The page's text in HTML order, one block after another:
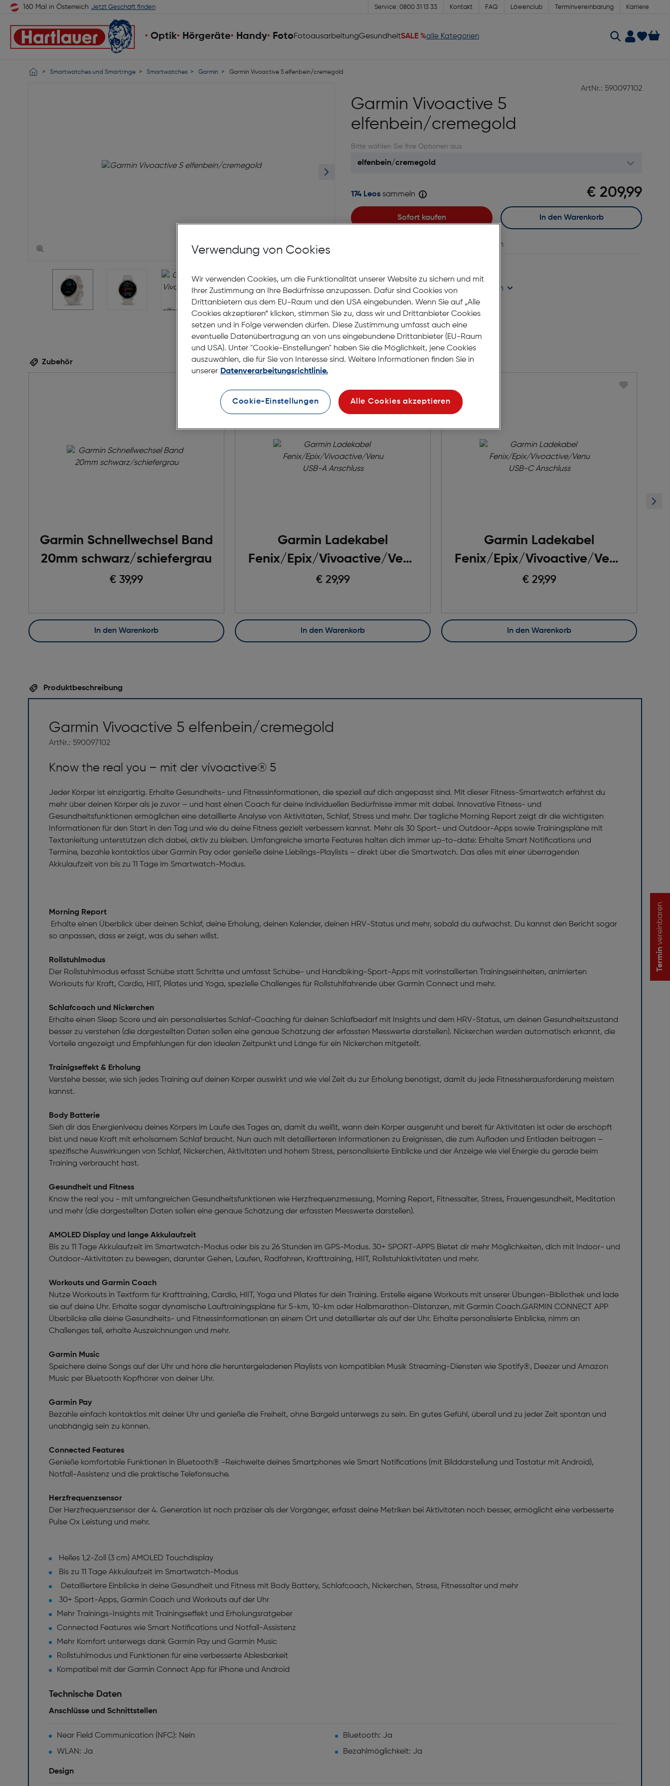
160 Mal in Österreich Jetzt Geschäft finden Service: 0800 31 13 33 Kontakt FAQ Löwenclub Terminvereinbarung Karriere
Optik Hörgeräte Handy FotoFotoausarbeitungGesundheitSALE %alle Kategorien
Smartwatches und Smartringe Smartwatches Garmin Garmin Vivoactive 5 elfenbein/cremegold
ArtNr.: 590097102
Garmin Vivoactive 5
elfenbein/cremegold
Bitte wählen Sie Ihre Optionen aus
€ 209,99
174 Leos sammeln
Sofort kaufen In den Warenkorb
vergleichen
Nach Hause liefern
Selbstabholung in Verfügbarkeit prüfen
Zubehör
Garmin Schnellwechsel Band
20mm schwarz/schiefergrau
€ 39,99
In den Warenkorb
Garmin Ladekabel
Fenix/Epix/Vivoactive/Venu
USB-A Anschluss
€ 29,99
In den Warenkorb
Garmin Ladekabel
Fenix/Epix/Vivoactive/Venu
USB-C Anschluss
€ 29,99
In den Warenkorb
Produktbeschreibung
Garmin Vivoactive 5 elfenbein/cremegold
ArtNr.: 590097102
Know the real you – mit der vívoactive® 5
Jeder Körper ist einzigartig. Erhalte Gesundheits- und Fitnessinformationen, die speziell auf dich angepasst sind. Mit dieser Fitness-Smartwatch erfährst du
mehr über deinen Körper als je zuvor – und hast einen Coach für deine individuellen Bedürfnisse immer mit dabei. Innovative Fitness- und
Gesundheitsfunktionen ermöglichen eine detaillierte Analyse von Aktivitäten, Schlaf, Stress und mehr. Der tägliche Morning Report zeigt dir die wichtigsten
Informationen für den Start in den Tag und wie du deine Fitness gezielt verbessern kannst. Mehr als 30 Sport- und Outdoor-Apps sowie Trainingspläne mit
Textanleitung unterstützen dich dabei, aktiv zu bleiben. Umfangreiche smarte Features halten dich immer up-to-date: Erhalte Smart Notifications und
Termine, bezahle kontaktlos über Garmin Pay oder genieße deine Lieblings-Playlists – direkt über die Smartwatch. Das alles mit einer überragenden
Akkulaufzeit von bis zu 11 Tage im Smartwatch-Modus.
Morning Report
Erhalte einen Überblick über deinen Schlaf, deine Erholung, deinen Kalender, deinen HRV-Status und mehr, sobald du aufwachst. Du kannst den Bericht sogar
so anpassen, dass er zeigt, was du sehen willst.
Rollstuhlmodus
Der Rollstuhlmodus erfasst Schübe statt Schritte und umfasst Schübe- und Handbiking-Sport-Apps mit vorinstallierten Trainingseinheiten, animierten
Workouts für Kraft, Cardio, HIIT, Pilates und Yoga, spezielle Challenges für Rollstuhlfahrende über Garmin Connect und mehr.
Schlafcoach und Nickerchen
Erhalte einen Sleep Score und ein personalisiertes Schlaf-Coaching für deinen Schlafbedarf mit Insights und dem HRV-Status, um deinen Gesundheitszustand
besser zu verstehen (die dargestellten Daten sollen eine genaue Schätzung der erfassten Messwerte darstellen). Nickerchen werden automatisch erkannt, die
Vorteile angezeigt und Empfehlungen für den idealen Zeitpunkt und Länge für ein Nickerchen mitgeteilt.
Trainigseffekt & Erholung
Verstehe besser, wie sich jedes Training auf deinen Körper auswirkt und wie viel Zeit du zur Erholung benötigst, damit du jede Fitnessherausforderung meistern
kannst.
Body Batterie
Sieh dir das Energieniveau deines Körpers im Laufe des Tages an, damit du weißt, wann dein Körper ausgeruht und bereit für Aktivitäten ist oder de erschöpft
bist und neue Kraft mit erholsamem Schlaf braucht. Nun auch mit detaillierteren Informationen zu Ereignissen, die zum Aufladen und Entladen beitragen –
spezifische Auswirkungen von Schlaf, Nickerchen, Aktivitäten und hohem Stress, personalisierte Einblicke und der Anzeige wie viel Energie du gerade beim
Training verbraucht hast.
Gesundheit und Fitness
Know the real you - mit umfangreichen Gesundheitsfunktionen wie Herzfrequenzmessung, Morning Report, Fitnessalter, Stress, Frauengesundheit, Meditation
und mehr (die dargestellten Daten sollen eine genaue Schätzung der erfassten Messwerte darstellen).
AMOLED Display und lange Akkulaufzeit
Bis zu 11 Tage Akkulaufzeit im Smartwatch-Modus oder bis zu 26 Stunden im GPS-Modus. 30+ SPORT-APPS Bietet dir mehr Möglichkeiten, dich mit Indoor- und
Outdoor-Aktivitäten zu bewegen, darunter Gehen, Laufen, Radfahren, Krafttraining, HIIT, Rollstuhlaktivitäten und mehr.
Workouts und Garmin Coach
Nutze Workouts in Textform für Krafttraining, Cardio, HIIT, Yoga und Pilates für dein Training. Erstelle eigene Workouts mit unserer Übungen-Bibliothek und lade
sie auf deine Uhr. Erhalte sogar dynamische Lauftrainingspläne für 5-km, 10-km oder Halbmarathon-Distanzen, mit Garmin Coach.GARMIN CONNECT APP
Überblicke alle deine Gesundheits- und Fitnessinformationen an einem Ort und detaillierter als auf der Uhr. Erhalte personalisierte Einblicke, nimm an
Challenges teil, erhalte Auszeichnungen und mehr.
Garmin Music
Speichere deine Songs auf der Uhr und höre die heruntergeladenen Playlists von kompatiblen Musik Streaming-Diensten wie Spotify®, Deezer und Amazon
Music per Bluetooth Kopfhörer von deiner Uhr.
Garmin Pay
Bezahle einfach kontaktlos mit deiner Uhr und genieße die Freiheit, ohne Bargeld unterwegs zu sein. Ein gutes Gefühl, überall und zu jeder Zeit spontan und
unabhängig sein zu können.
Connected Features
Genieße komfortable Funktionen in Bluetooth® -Reichweite deines Smartphones wie Smart Notifications (mit Bilddarstellung und Tastatur mit Android),
Notfall-Assistenz und die praktische Telefonsuche.
Herzfrequenzsensor
Der Herzfrequenzsensor der 4. Generation ist noch präziser als der Vorgänger, erfasst deine Metriken bei Aktivitäten noch besser, ermöglicht eine verbesserte
Pulse Ox Leistung und mehr.
Helles 1,2-Zoll (3 cm) AMOLED Touchdisplay
Bis zu 11 Tage Akkulaufzeit im Smartwatch-Modus
Detailliertere Einblicke in deine Gesundheit und Fitness mit Body Battery, Schlafcoach, Nickerchen, Stress, Fitnessalter und mehr
30+ Sport-Apps, Garmin Coach und Workouts auf der Uhr
Mehr Trainings-Insights mit Trainingseffekt und Erholungsratgeber
Connected Features wie Smart Notifications und Notfall-Assistenz
Mehr Komfort unterwegs dank Garmin Pay und Garmin Music
Rollstuhlmodus und Funktionen für eine verbesserte Ablesbarkeit
Kompatibel mit der Garmin Connect App für iPhone und Android
Technische Daten
Anschlüsse und Schnittstellen
Near Field Communication (NFC): Nein
Bluetooth: Ja
WLAN: Ja
Bezahlmöglichkeit: Ja
Design
Termin
vereinbaren
Verwendung von Cookies
Wir verwenden Cookies, um die Funktionalität unserer Website zu sichern und mit
Ihrer Zustimmung an Ihre Bedürfnisse anzupassen. Dafür sind Cookies von
Drittanbietern aus dem EU-Raum und den USA eingebunden. Wenn Sie auf „Alle
Cookies akzeptieren“ klicken, stimmen Sie zu, dass wir und Drittanbieter Cookies
setzen und in Folge verwenden dürfen. Diese Zustimmung umfasst auch eine
eventuelle Datenübertragung an von uns eingebundene Drittanbieter (EU-Raum
und USA). Unter "Cookie-Einstellungen" haben Sie die Möglichkeit, jene Cookies
auszuwählen, die für Sie von Interesse sind. Weitere Informationen finden Sie in
unserer Datenverarbeitungsrichtlinie.
Cookie-Einstellungen Alle Cookies akzeptieren